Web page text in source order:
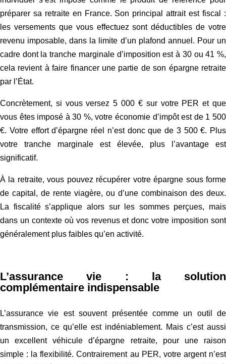
préparer sa retraite en France. Son principal attrait est fiscal :
les versements que vous effectuez sont déductibles de votre
revenu imposable, dans la limite d’un plafond annuel. Pour un
cadre dont la tranche marginale d’imposition est à 30 ou 41 %,
cela revient à faire financer une partie de son épargne retraite
par l’État.
Concrètement, si vous versez 5 000 € sur votre PER et que
vous êtes imposé à 30 %, votre économie d’impôt est de 1 500
€. Votre effort d’épargne réel n’est donc que de 3 500 €. Plus
votre tranche marginale est élevée, plus l’avantage est
significatif.
À la retraite, vous pouvez récupérer votre épargne sous forme
de capital, de rente viagère, ou d’une combinaison des deux.
La fiscalité s’applique alors sur les sommes perçues, mais
dans un contexte où vos revenus et donc votre imposition sont
généralement plus faibles qu’en activité.
L’assurance vie : la solution
complémentaire indispensable
L’assurance vie est souvent présentée comme un outil de
transmission, ce qu’elle est indéniablement. Mais c’est aussi
un excellent véhicule d’épargne retraite, pour une raison
simple : la flexibilité. Contrairement au PER, votre argent n’est